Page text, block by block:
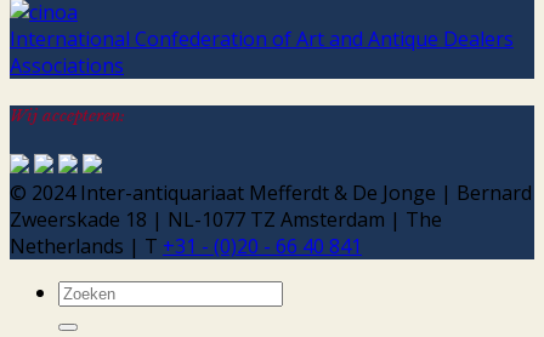
International Confederation of Art and Antique Dealers
Associations
Wij accepteren:
© 2024 Inter-antiquariaat Mefferdt & De Jonge | Bernard
Zweerskade 18 | NL-1077 TZ Amsterdam | The
Netherlands | T +31 - (0)20 - 66 40 841
Zoeken
naar: